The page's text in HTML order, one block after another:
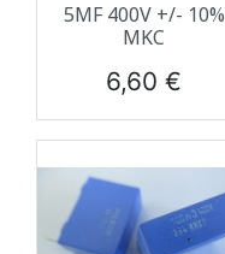
5ΜF 400V +/- 10%
MKC
Prix
6,60 €